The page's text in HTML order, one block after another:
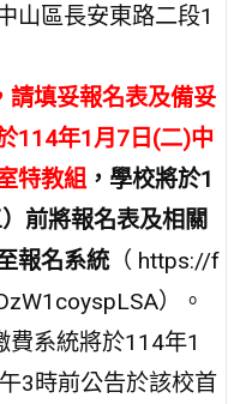
山區長安東路二段1
請填妥報名表及備妥
114年1月7日(二)中
特教組，學校將於1
前將報名表及相關
報名系統（ https://f
）。
費系統將於114年1
3時前公告於該校首